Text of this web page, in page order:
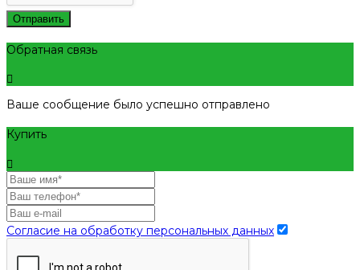
Отправить
Обратная связь
Ваше сообщение было успешно отправлено
Купить
Согласие на обработку персональных данных